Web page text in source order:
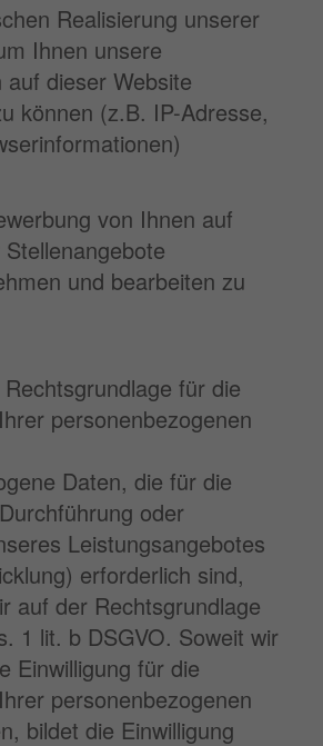
Realisierung unserer
Ihnen unsere
dieser Website
können (z.B. IP-Adresse,
von Ihnen auf
und bearbeiten zu
für die
personenbezogenen
Daten, die für die
oder
Leistungsangebotes
erforderlich sind,
auf der Rechtsgrundlage
1 lit. b DSGVO. Soweit wir
Einwilligung für die
personenbezogenen
bildet die Einwilligung